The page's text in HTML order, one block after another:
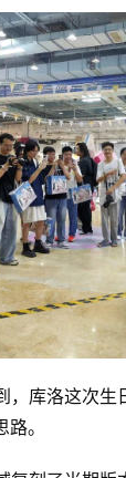
，库洛这次生
。